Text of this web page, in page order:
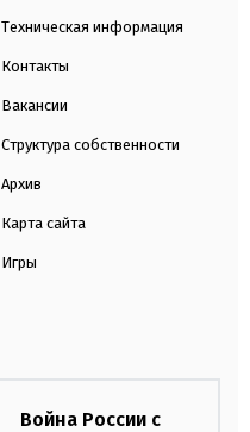
Техническая информация
Контакты
Вакансии
Структура собственности
Архив
Карта сайта
Игры
Война России с